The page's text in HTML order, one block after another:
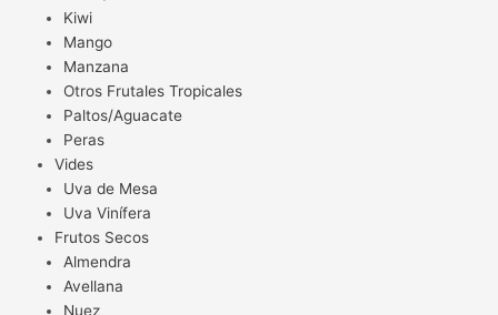
Kiwi
Mango
Manzana
Otros Frutales Tropicales
Paltos/Aguacate
Peras
Vides
Uva de Mesa
Uva Vinífera
Frutos Secos
Almendra
Avellana
Nuez